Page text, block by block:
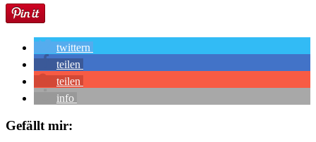
twittern
teilen
teilen
info
Gefällt mir: